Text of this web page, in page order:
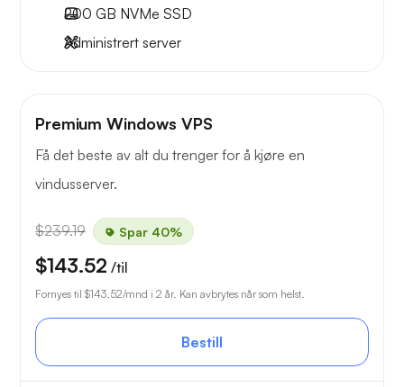
200 GB NVMe SSD
Administrert server
Premium Windows VPS
Få det beste av alt du trenger for å kjøre en
vindusserver.
$239.19 Spar 40%
$143.52 /til
Fornyes til $143.52/mnd i 2 år. Kan avbrytes når som helst.
Bestill